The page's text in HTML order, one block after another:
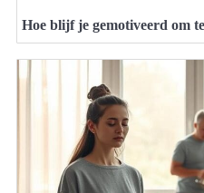
Hoe blijf je gemotiveerd om